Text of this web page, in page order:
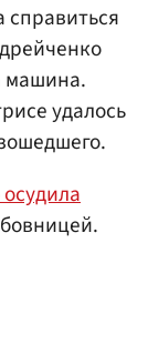
справиться
машина.
удалось